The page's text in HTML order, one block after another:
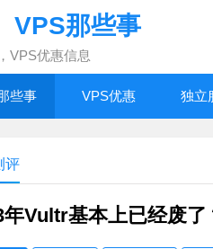
VPS那些事
VPS优惠信息
些事 VPS优惠 独立
评
年Vultr基本上已经废